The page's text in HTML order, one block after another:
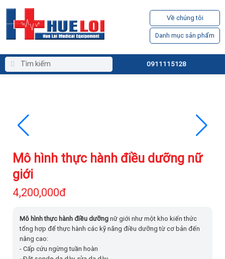
Về chúng tôi
Danh mục sản phẩm
0911115128
Mô hình thực hành điều dưỡng nữ
giới
4,200,000đ
Mô hình thực hành điều dưỡngnữ giới như một kho kiến thức
tổng hợp để thực hành các kỹ năng điều dưỡng từ cơ bản đến
nâng cao:
- Cấp cứu ngừng tuần hoàn